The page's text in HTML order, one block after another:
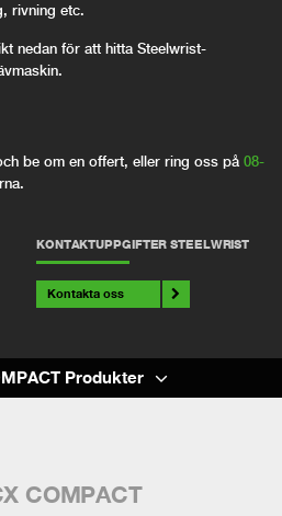
rivning etc.
nedan för att hitta Steelwrist-
be om en offert, eller ring oss på 08-
KONTAKTUPPGIFTER STEELWRIST
Kontakta oss
COMPACT
Produkter